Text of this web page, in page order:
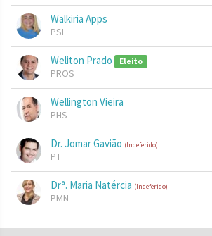
Walkiria Apps
PSL
Weliton Prado Eleito
PROS
Wellington Vieira
PHS
Dr. Jomar Gavião (Indeferido)
PT
Drª. Maria Natércia (Indeferido)
PMN